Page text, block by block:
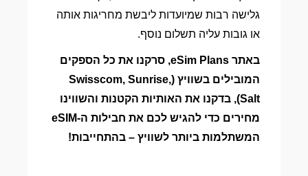
גלישה רבות שמיועדות ליבשת מחריגות אותה
או גובות עליה תשלום נוסף.
באתר eSim Plans, סרקנו את כל הספקים
המובילים בשוויץ (Swisscom, Sunrise,
Salt), בדקנו את האותיות הקטנות והשווינו
מחירים כדי להגיש לכם את חבילות ה-eSIM
המשתלמות ביותר לשוויץ – בהתחייבות!